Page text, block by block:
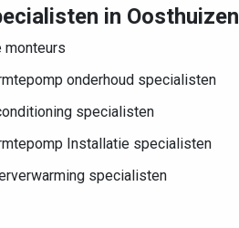
in Oosthuizen
monteurs
onderhoud specialisten
specialisten
Installatie specialisten
specialisten